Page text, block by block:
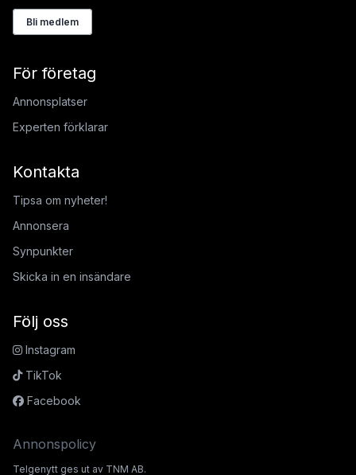
Bli medlem
För företag
Annonsplatser
Experten förklarar
Kontakta
Tipsa om nyheter!
Annonsera
Synpunkter
Skicka in en insändare
Följ oss
Instagram
TikTok
Facebook
Annonspolicy
Telgenytt ges ut av TNM AB.